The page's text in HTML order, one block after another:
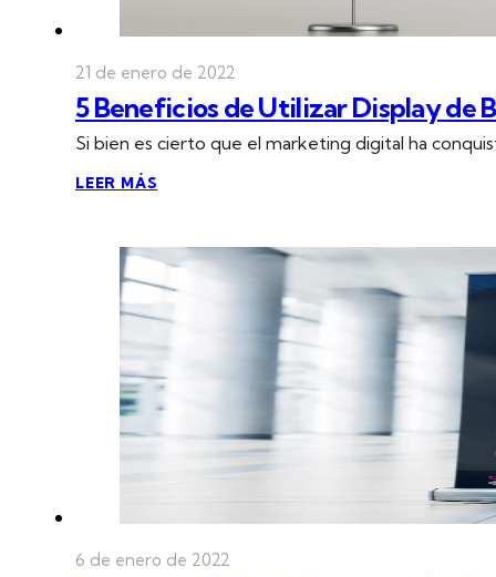
21 de enero de 2022
5 Beneficios de Utilizar Display de
Si bien es cierto que el marketing digital ha
LEER MÁS
6 de enero de 2022